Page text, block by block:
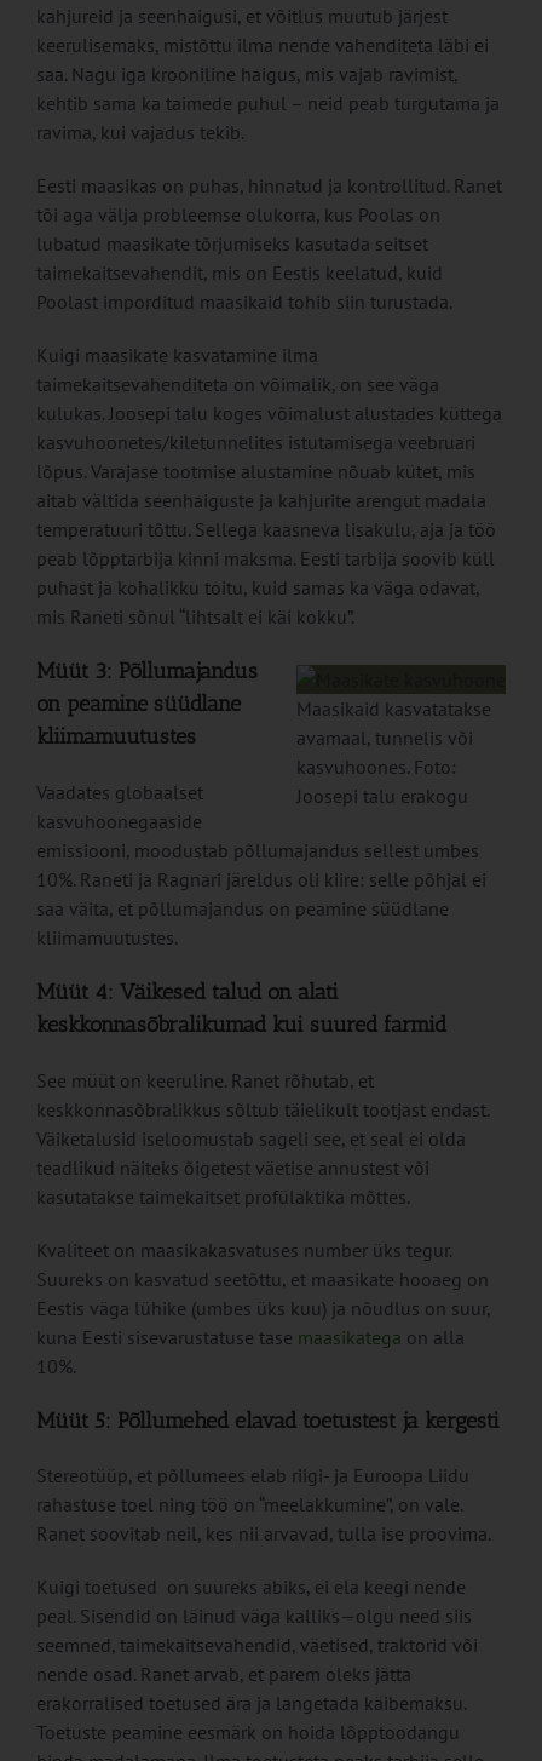
kahjureid ja seenhaigusi, et võitlus muutub järjest
keerulisemaks, mistõttu ilma nende vahenditeta läbi ei
saa. Nagu iga krooniline haigus, mis vajab ravimist,
kehtib sama ka taimede puhul – neid peab turgutama ja
ravima, kui vajadus tekib.
Eesti maasikas on puhas, hinnatud ja kontrollitud. Ranet
tõi aga välja probleemse olukorra, kus Poolas on
lubatud maasikate tõrjumiseks kasutada seitset
taimekaitsevahendit, mis on Eestis keelatud, kuid
Poolast imporditud maasikaid tohib siin turustada.
Kuigi maasikate kasvatamine ilma
taimekaitsevahenditeta on võimalik, on see väga
kulukas. Joosepi talu koges võimalust alustades küttega
kasvuhoonetes/kiletunnelites istutamisega veebruari
lõpus. Varajase tootmise alustamine nõuab kütet, mis
aitab vältida seenhaiguste ja kahjurite arengut madala
temperatuuri tõttu. Sellega kaasneva lisakulu, aja ja töö
peab lõpptarbija kinni maksma. Eesti tarbija soovib küll
puhast ja kohalikku toitu, kuid samas ka väga odavat,
mis Raneti sõnul “lihtsalt ei käi kokku”.
Maasikaid kasvatatakse
avamaal, tunnelis või
kasvuhoones. Foto:
Joosepi talu erakogu
Müüt 3: Põllumajandus
on peamine süüdlane
kliimamuutustes
Vaadates globaalset
kasvuhoonegaaside
emissiooni, moodustab põllumajandus sellest umbes
10%. Raneti ja Ragnari järeldus oli kiire: selle põhjal ei
saa väita, et põllumajandus on peamine süüdlane
kliimamuutustes.
Müüt 4: Väikesed talud on alati
keskkonnasõbralikumad kui suured farmid
See müüt on keeruline. Ranet rõhutab, et
keskkonnasõbralikkus sõltub täielikult tootjast endast.
Väiketalusid iseloomustab sageli see, et seal ei olda
teadlikud näiteks õigetest väetise annustest või
kasutatakse taimekaitset profülaktika mõttes.
Kvaliteet on maasikakasvatuses number üks tegur.
Suureks on kasvatud seetõttu, et maasikate hooaeg on
Eestis väga lühike (umbes üks kuu) ja nõudlus on suur,
kuna Eesti sisevarustatuse tase maasikatega on alla
10%.
Müüt 5: Põllumehed elavad toetustest ja kergesti
Stereotüüp, et põllumees elab riigi- ja Euroopa Liidu
rahastuse toel ning töö on “meelakkumine”, on vale.
Ranet soovitab neil, kes nii arvavad, tulla ise proovima.
Kuigi toetused on suureks abiks, ei ela keegi nende
peal. Sisendid on läinud väga kalliks—olgu need siis
seemned, taimekaitsevahendid, väetised, traktorid või
nende osad. Ranet arvab, et parem oleks jätta
erakorralised toetused ära ja langetada käibemaksu.
Toetuste peamine eesmärk on hoida lõpptoodangu